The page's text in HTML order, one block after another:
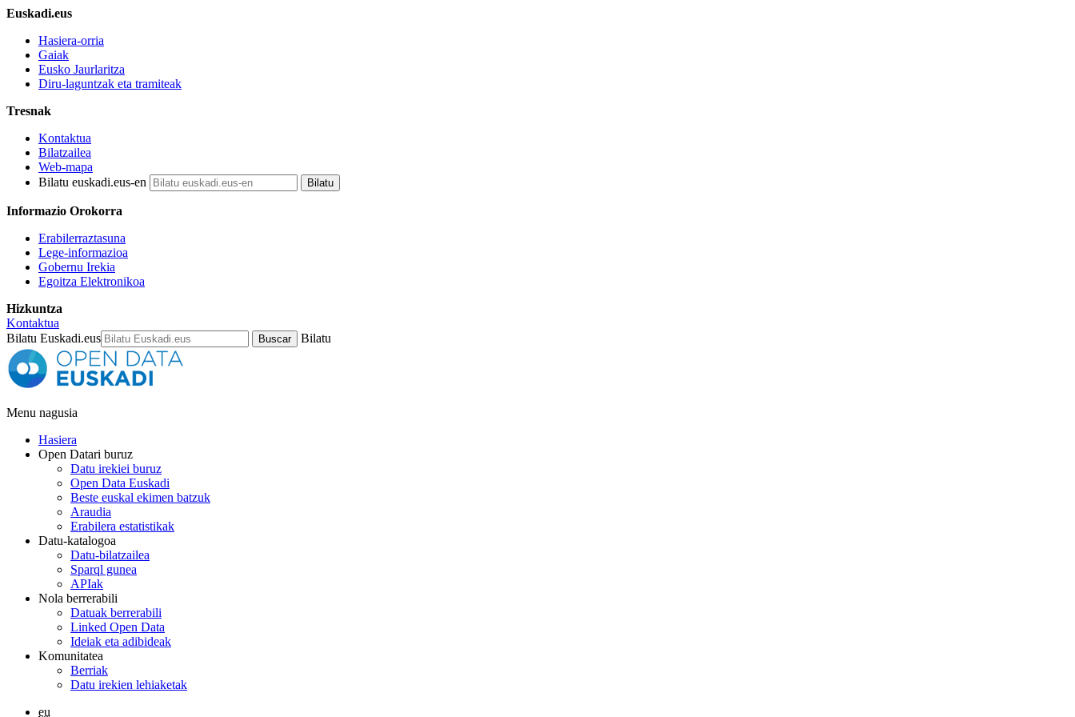
Euskadi.eus
Hasiera-orria
Gaiak
Eusko Jaurlaritza
Diru-laguntzak eta tramiteak
Tresnak
Kontaktua
Bilatzailea
Web-mapa
Bilatu euskadi.eus-en
Informazio Orokorra
Erabilerraztasuna
Lege-informazioa
Gobernu Irekia
Egoitza Elektronikoa
Hizkuntza
Kontaktua
Bilatu Euskadi.eus
Bilatu
Menu nagusia
Hasiera
Open Datari buruz
Datu irekiei buruz
Open Data Euskadi
Beste euskal ekimen batzuk
Araudia
Erabilera estatistikak
Datu-katalogoa
Datu-bilatzailea
Sparql gunea
APIak
Nola berrerabili
Datuak berrerabili
Linked Open Data
Ideiak eta adibideak
Komunitatea
Berriak
Datu irekien lehiaketak
eu